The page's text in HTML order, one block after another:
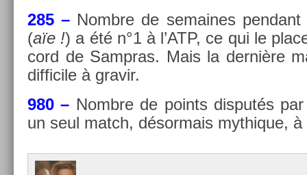
285 – Nombre de semaines
(aïe !) a été n°1 à l’ATP, ce qui le
cord de Sampras. Mais la dernière
dif­ficile à gravir.
980 – Nombre de points dis­putés
un seul match, désor­mais myt­hique,